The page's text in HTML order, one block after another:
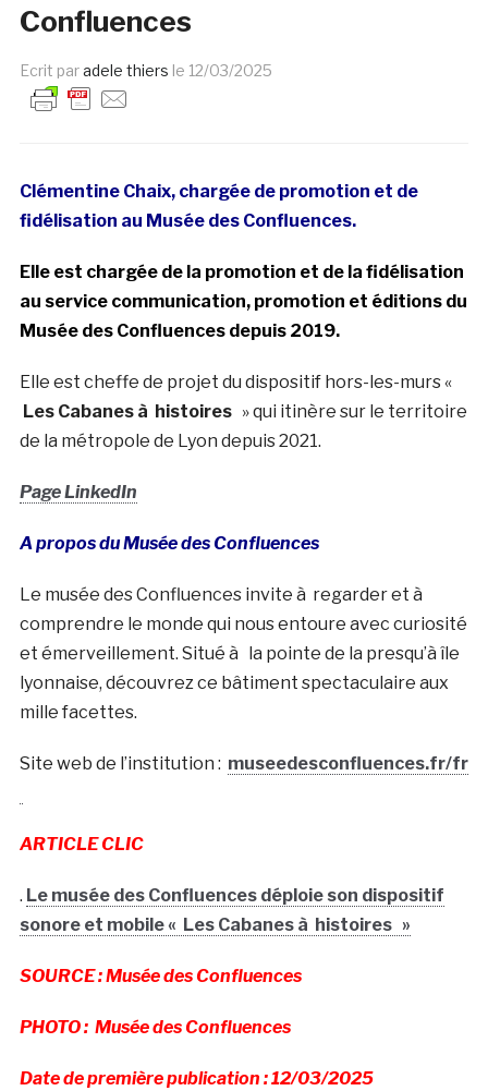
Confluences
Ecrit paradele thiers le 12/03/2025
Clémentine Chaix, chargée de promotion et de
fidélisation au Musée des Confluences.
Elle est chargée de la promotion et de la fidélisation
au service communication, promotion et éditions du
Musée des Confluences depuis 2019.
Elle est cheffe de projet du dispositif hors-les-murs «
Les Cabanes à histoires » qui itinère sur le territoire
de la métropole de Lyon depuis 2021.
Page LinkedIn
A propos du Musée des Confluences
Le musée des Confluences invite à regarder et à
comprendre le monde qui nous entoure avec curiosité
et émerveillement. Situé à la pointe de la presqu’à île
lyonnaise, découvrez ce bâtiment spectaculaire aux
mille facettes.
Site web de l’institution : museedesconfluences.fr/fr
ARTICLE CLIC
. Le musée des Confluences déploie son dispositif
sonore et mobile « Les Cabanes à histoires »
SOURCE : Musée des Confluences
PHOTO : Musée des Confluences
Date de première publication : 12/03/2025